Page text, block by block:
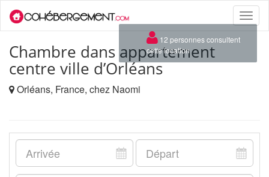
Toggle
Chambre dans appartement
centre ville d’Orléans
Orléans, France, chez Naomi
×
12 personnes consultent
cette location